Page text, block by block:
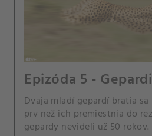
Epizóda 5 -
Dvaja mladí gepardí bratia
prv než ich premiestnia do
gepardy nevideli už 50 rokov.